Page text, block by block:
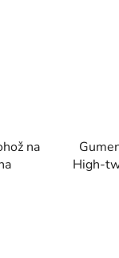
na
High-